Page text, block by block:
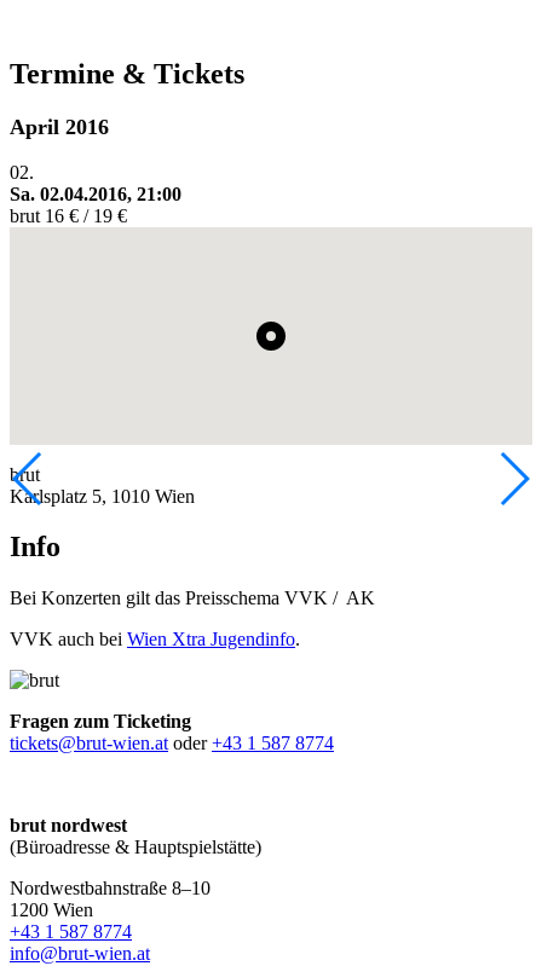
Termine & Tickets
April 2016
02.
Sa. 02.04.2016, 21:00
brut 16 € / 19 €
brut
Karlsplatz 5, 1010 Wien
Info
Bei Konzerten gilt das Preisschema VVK / AK
VVK auch bei Wien Xtra Jugendinfo.
Fragen zum Ticketing
tickets@brut-wien.at oder+43 1 587 8774
brut nordwest
(Büroadresse & Hauptspielstätte)
Nordwestbahnstraße 8–10
1200 Wien
+43 1 587 8774
info@brut-wien.at